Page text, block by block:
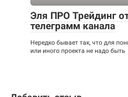
Эля ПРО Трейдинг
телеграмм канала
Нередко бывает так, что для
или иного проекта не надо быть